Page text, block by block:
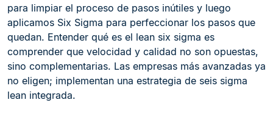
para limpiar el proceso de pasos inútiles y luego
aplicamos Six Sigma para perfeccionar los pasos que
quedan. Entender qué es el lean six sigma es
comprender que velocidad y calidad no son opuestas,
sino complementarias. Las empresas más avanzadas ya
no eligen; implementan una estrategia de seis sigma
lean integrada.